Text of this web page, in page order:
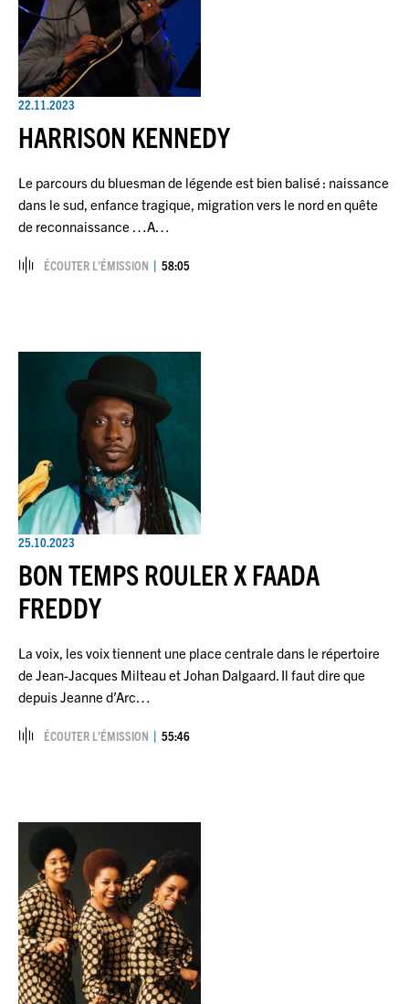
22.11.2023
HARRISON KENNEDY
Le parcours du bluesman de légende est bien balisé : naissance
dans le sud, enfance tragique, migration vers le nord en quête
de reconnaissance …A…
ÉCOUTER L’ÉMISSION 58:05
25.10.2023
BON TEMPS ROULER X FAADA
FREDDY
La voix, les voix tiennent une place centrale dans le répertoire
de Jean-Jacques Milteau et Johan Dalgaard. Il faut dire que
depuis Jeanne d’Arc…
ÉCOUTER L’ÉMISSION 55:46